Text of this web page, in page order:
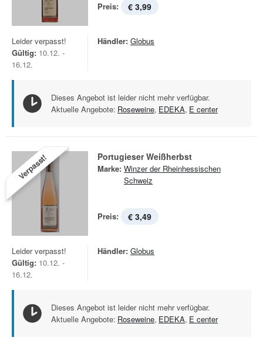
Preis: € 3,99
Leider verpasst!
Gültig: 10.12. -
16.12.
Händler: Globus
Dieses Angebot ist leider nicht mehr verfügbar.
Aktuelle Angebote: Roseweine, EDEKA, E center
Verpasst! Portugieser Weißherbst
Marke: Winzer der Rheinhessischen
Schweiz
Preis: € 3,49
Leider verpasst!
Gültig: 10.12. -
16.12.
Händler: Globus
Dieses Angebot ist leider nicht mehr verfügbar.
Aktuelle Angebote: Roseweine, EDEKA, E center